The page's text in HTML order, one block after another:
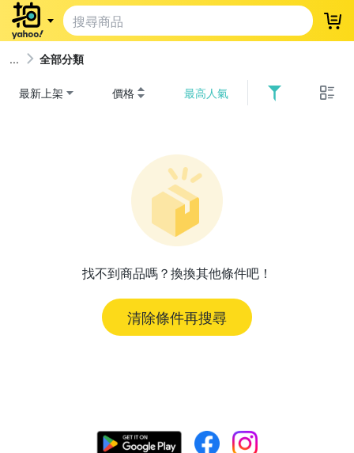
登
全部分類
最新上架 價格 最高人氣
找不到商品嗎？換換其他條件吧！
清除條件再搜尋